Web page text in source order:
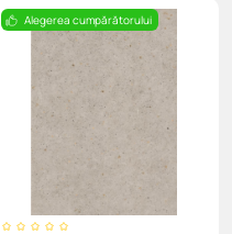
Alegerea cumpărătorului